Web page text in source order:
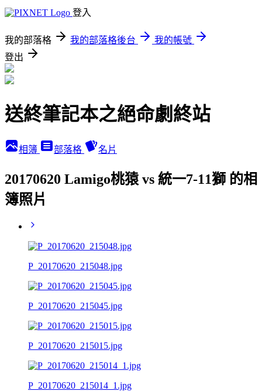
登入
我的部落格 我的部落格後台
我的帳號
登出
送終筆記本之絕命劇終站
相簿 部落格 名片
20170620 Lamigo桃猿 vs 統一7-11獅 的相
簿照片
P_20170620_215048.jpg
P_20170620_215045.jpg
P_20170620_215015.jpg
P_20170620_215014_1.jpg